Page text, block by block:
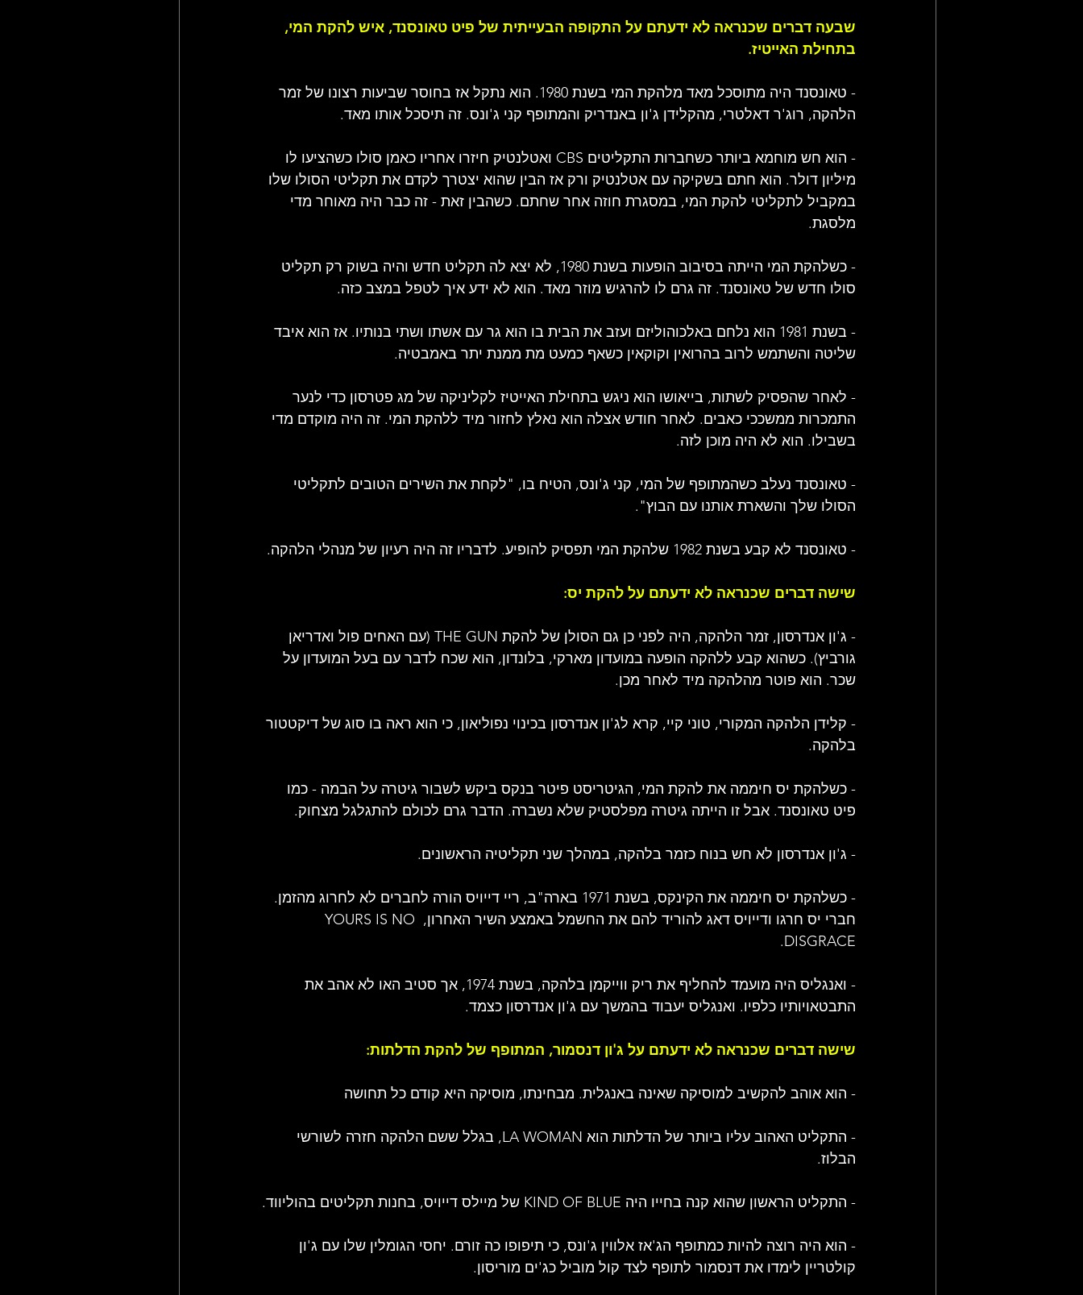
שבעה דברים שכנראה לא ידעתם על התקופה הבעייתית של פיט טאונסנד, איש להקת המי,
בתחילת האייטיז.
- טאונסנד היה מתוסכל מאד מלהקת המי בשנת 1980. הוא נתקל אז בחוסר שביעות רצונו של זמר
הלהקה, רוג'ר דאלטרי, מהקלידן ג'ון באנדריק והמתופף קני ג'ונס. זה תיסכל אותו מאד.
- הוא חש מוחמא ביותר כשחברות התקליטים CBS ואטלנטיק חיזרו אחריו כאמן סולו כשהציעו לו
מיליון דולר. הוא חתם בשקיקה עם אטלנטיק ורק אז הבין שהוא יצטרך לקדם את תקליטי הסולו שלו
במקביל לתקליטי להקת המי, במסגרת חוזה אחר שחתם. כשהבין זאת - זה כבר היה מאוחר מדי
מלסגת.
- כשלהקת המי הייתה בסיבוב הופעות בשנת 1980, לא יצא לה תקליט חדש והיה בשוק רק תקליט
סולו חדש של טאונסנד. זה גרם לו להרגיש מוזר מאד. הוא לא ידע איך לטפל במצב כזה.
- בשנת 1981 הוא נלחם באלכוהוליזם ועזב את הבית בו הוא גר עם אשתו ושתי בנותיו. אז הוא איבד
שליטה והשתמש לרוב בהרואין וקוקאין כשאף כמעט מת ממנת יתר באמבטיה.
- לאחר שהפסיק לשתות, בייאושו הוא ניגש בתחילת האייטיז לקליניקה של מג פטרסון כדי לנער
התמכרות ממשככי כאבים. לאחר חודש אצלה הוא נאלץ לחזור מיד ללהקת המי. זה היה מוקדם מדי
בשבילו. הוא לא היה מוכן לזה.
- טאונסנד נעלב כשהמתופף של המי, קני ג'ונס, הטיח בו, "לקחת את השירים הטובים לתקליטי
הסולו שלך והשארת אותנו עם הבוץ".
- טאונסנד לא קבע בשנת 1982 שלהקת המי תפסיק להופיע. לדבריו זה היה רעיון של מנהלי הלהקה.
שישה דברים שכנראה לא ידעתם על להקת יס:
- ג'ון אנדרסון, זמר הלהקה, היה לפני כן גם הסולן של להקת THE GUN (עם האחים פול ואדריאן
גורביץ). כשהוא קבע ללהקה הופעה במועדון מארקי, בלונדון, הוא שכח לדבר עם בעל המועדון על
שכר. הוא פוטר מהלהקה מיד לאחר מכן.
- קלידן הלהקה המקורי, טוני קיי, קרא לג'ון אנדרסון בכינוי נפוליאון, כי הוא ראה בו סוג של דיקטטור
בלהקה.
- כשלהקת יס חיממה את להקת המי, הגיטריסט פיטר בנקס ביקש לשבור גיטרה על הבמה - כמו
פיט טאונסנד. אבל זו הייתה גיטרה מפלסטיק שלא נשברה. הדבר גרם לכולם להתגלגל מצחוק.
- ג'ון אנדרסון לא חש בנוח כזמר בלהקה, במהלך שני תקליטיה הראשונים.
- כשלהקת יס חיממה את הקינקס, בשנת 1971 בארה"ב, ריי דייויס הורה לחברים לא לחרוג מהזמן.
חברי יס חרגו ודייויס דאג להוריד להם את החשמל באמצע השיר האחרון, YOURS IS NO
DISGRACE.
- ואנגליס היה מועמד להחליף את ריק ווייקמן בלהקה, בשנת 1974, אך סטיב האו לא אהב את
התבטאויותיו כלפיו. ואנגליס יעבוד בהמשך עם ג'ון אנדרסון כצמד.
שישה דברים שכנראה לא ידעתם על ג'ון דנסמור, המתופף של להקת הדלתות:
- הוא אוהב להקשיב למוסיקה שאינה באנגלית. מבחינתו, מוסיקה היא קודם כל תחושה
- התקליט האהוב עליו ביותר של הדלתות הוא LA WOMAN, בגלל ששם הלהקה חזרה לשורשי
הבלוז.
- התקליט הראשון שהוא קנה בחייו היה KIND OF BLUE של מיילס דייויס, בחנות תקליטים בהוליווד.
- הוא היה רוצה להיות כמתופף הג'אז אלווין ג'ונס, כי תיפופו כה זורם. יחסי הגומלין שלו עם ג'ון
קולטריין לימדו את דנסמור לתופף לצד קול מוביל כג'ים מוריסון.